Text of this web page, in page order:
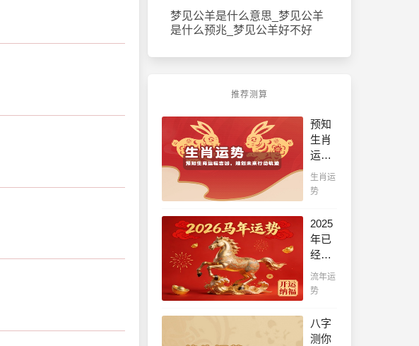
梦见公羊是什么意思_梦见公羊
是什么预兆_梦见公羊好不好
推荐测算
预知
生肖
运程
吉
凶，
未来
行动
轨
生肖
运势
解，
预知
生肖运
势
2025
年已
经到
来，
如何
把握
先
流年运
势
八字
测你